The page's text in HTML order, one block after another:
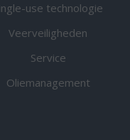
use technologie
Veerveiligheden
Service
Oliemanagement